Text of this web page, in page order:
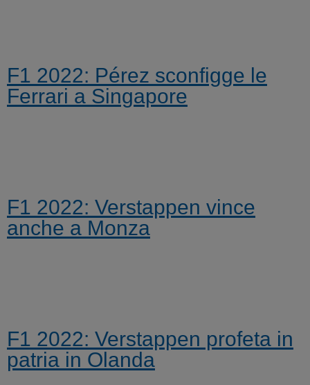
F1 2022: Pérez sconfigge le
Ferrari a Singapore
F1 2022: Verstappen vince
anche a Monza
F1 2022: Verstappen profeta in
patria in Olanda